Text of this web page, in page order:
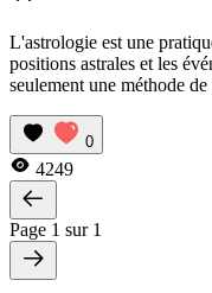
L'astrologie est une
positions astrales et les
seulement une méthode
0
4249
Page 1 sur 1